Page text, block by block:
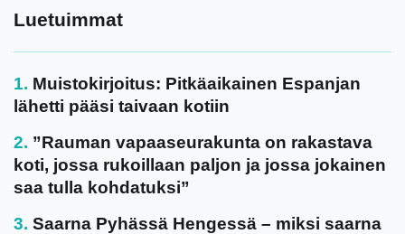
Luetuimmat
Muistokirjoitus: Pitkäaikainen Espanjan
lähetti pääsi taivaan kotiin
”Rauman vapaaseurakunta on rakastava
koti, jossa rukoillaan paljon ja jossa jokainen
saa tulla kohdatuksi”
Saarna Pyhässä Hengessä – miksi saarna